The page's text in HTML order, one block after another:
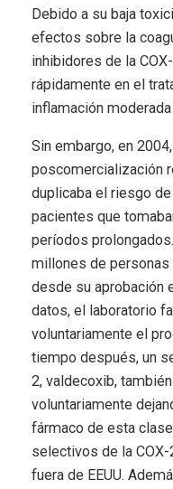
Debido a su baja
efectos sobre la
inhibidores de la
rápidamente en el
inflamación moderada
Sin embargo, en
poscomercialización
duplicaba el riesgo
pacientes que
períodos
millones de
desde su aprobación
datos, el laboratorio
voluntariamente el
tiempo después, un
2, valdecoxib,
voluntariamente
fármaco de esta
selectivos de la
fuera de EEUU.